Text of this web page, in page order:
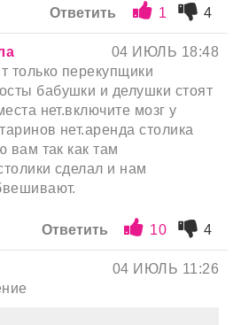
Ответить 1 4
04 ИЮЛЬ 18:48
только перекупщики
бабушки и делушки стоят
нет.включите мозг у
нет.аренда столика
вам так как там
сделал и нам
Ответить 10 4
04 ИЮЛЬ 11:26